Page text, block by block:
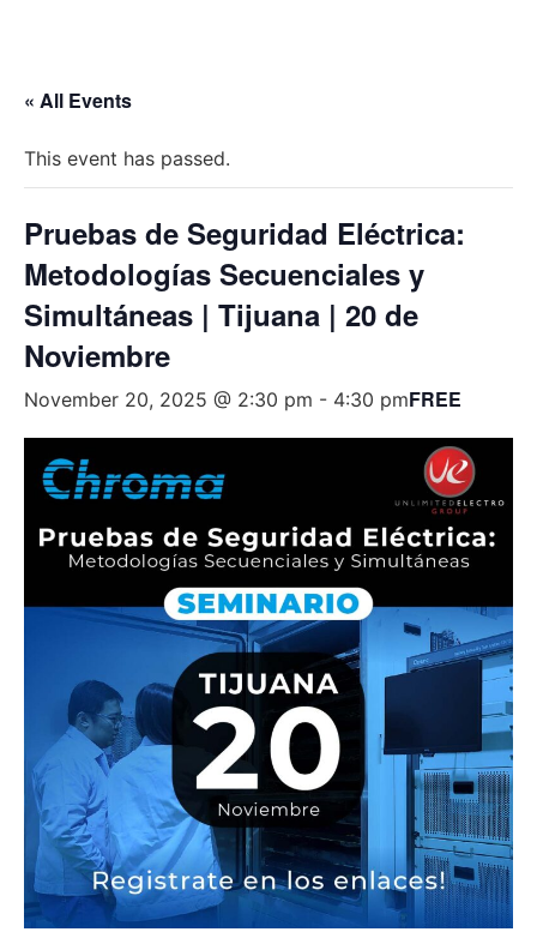
« All Events
This event has passed.
Pruebas de Seguridad Eléctrica:
Metodologías Secuenciales y
Simultáneas | Tijuana | 20 de
Noviembre
November 20, 2025 @ 2:30 pm - 4:30 pmFREE